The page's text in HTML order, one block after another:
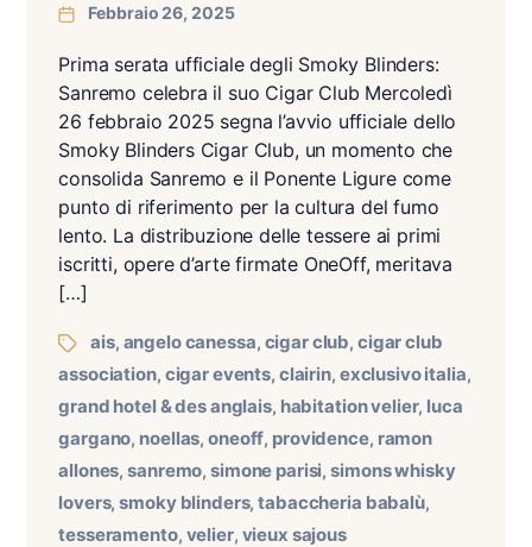
Febbraio 26, 2025
Prima serata ufficiale degli Smoky Blinders:
Sanremo celebra il suo Cigar Club Mercoledì
26 febbraio 2025 segna l’avvio ufficiale dello
Smoky Blinders Cigar Club, un momento che
consolida Sanremo e il Ponente Ligure come
punto di riferimento per la cultura del fumo
lento. La distribuzione delle tessere ai primi
iscritti, opere d’arte firmate OneOff, meritava
[…]
ais, angelo canessa, cigar club,cigar club
association, cigar events, clairin, exclusivo italia,
grand hotel & des anglais, habitation velier, luca
gargano, noellas,oneoff, providence, ramon
allones,sanremo,simone parisi,simons whisky
lovers,smoky blinders,tabaccheria babalù,
tesseramento, velier, vieux sajous